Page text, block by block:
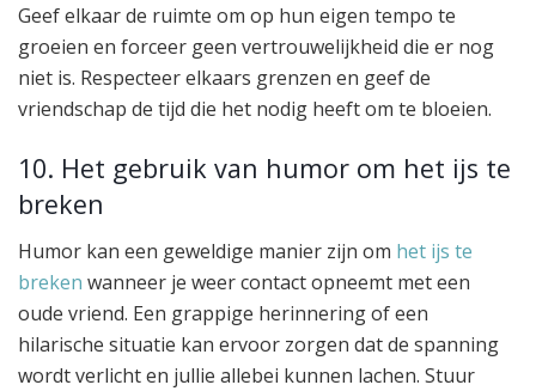
Geef elkaar de ruimte om op hun eigen tempo te
groeien en forceer geen vertrouwelijkheid die er nog
niet is. Respecteer elkaars grenzen en geef de
vriendschap de tijd die het nodig heeft om te bloeien.
10. Het gebruik van humor om het ijs te
breken
Humor kan een geweldige manier zijn om het ijs te
breken wanneer je weer contact opneemt met een
oude vriend. Een grappige herinnering of een
hilarische situatie kan ervoor zorgen dat de spanning
wordt verlicht en jullie allebei kunnen lachen. Stuur